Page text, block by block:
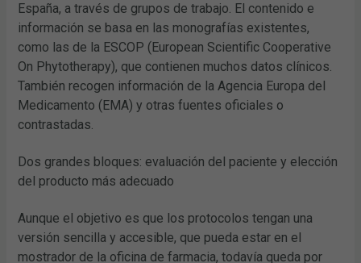
España, a través de grupos de trabajo. El contenido e
información se basa en las monografías existentes,
como las de la ESCOP (European Scientific Cooperative
On Phytotherapy), que contienen muchos datos clínicos.
También recogen información de la Agencia Europa del
Medicamento (EMA) y otras fuentes oficiales o
contrastadas.
Dos grandes bloques: evaluación del paciente y elección
del producto más adecuado
Aunque el objetivo es que los protocolos tengan una
versión sencilla y accesible, que pueda estar en el
mostrador de la oficina de farmacia, todavía queda por